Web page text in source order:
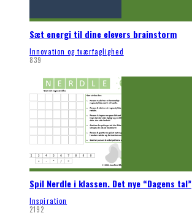
Sæt energi til dine elevers brainstorm
Innovation og tværfaglighed
839
Spil Nerdle i klassen. Det nye “Dagens tal”
Inspiration
2192